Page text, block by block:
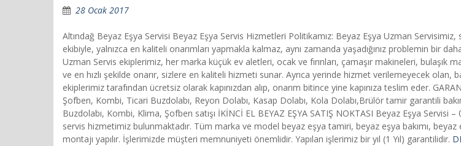
28 Ocak 2017
Altındağ Beyaz Eşya Servisi Beyaz Eşya Servis Hizmetleri Politikamız: Beyaz Eşya Uzman
ekibiyle, yalnızca en kaliteli onarımları yapmakla kalmaz, aynı zamanda yaşadığınız problemin bir
Uzman Servis ekiplerimiz, her marka küçük ev aletleri, ocak ve fırınları, çamaşır makineleri,
ve en hızlı şekilde onarır, sizlere en kaliteli hizmeti sunar. Ayrıca yerinde hizmet verilemeyecek
ekiplerimiz tarafından ücretsiz olarak kapınızdan alıp, onarım bitince yine kapınıza teslim eder.
Şofben, Kombi, Ticari Buzdolabı, Reyon Dolabı, Kasap Dolabı, Kola Dolabı,Brülör tamir garantili
Buzdolabı, Kombi, Klima, Şofben satışı İKİNCİ EL BEYAZ EŞYA SATIŞ NOKTASI Beyaz Eşya
servis hizmetimiz bulunmaktadır. Tüm marka ve model beyaz eşya tamiri, beyaz eşya bakımı,
montajı yapılır. İşlerimizde müşteri memnuniyeti önemlidir. Yapılan işlerimiz bir yıl (1 Yıl) garantilidir.